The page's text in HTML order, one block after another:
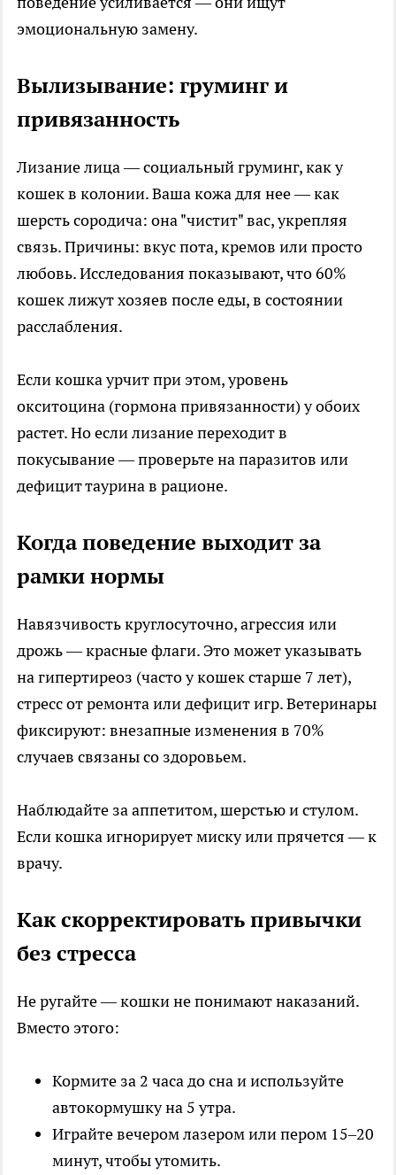
эмоциональную замену.
Вылизывание: груминг и
привязанность
Лизание лица — социальный груминг, как у
кошек в колонии. Ваша кожа для нее — как
шерсть сородича: она "чистит" вас, укрепляя
связь. Причины: вкус пота, кремов или просто
любовь. Исследования показывают, что 60%
кошек лижут хозяев после еды, в состоянии
расслабления.
Если кошка урчит при этом, уровень
окситоцина (гормона привязанности) у обоих
растет. Но если лизание переходит в
покусывание — проверьте на паразитов или
дефицит таурина в рационе.
Когда поведение выходит за
рамки нормы
Навязчивость круглосуточно, агрессия или
дрожь — красные флаги. Это может указывать
на гипертиреоз (часто у кошек старше 7 лет),
стресс от ремонта или дефицит игр. Ветеринары
фиксируют: внезапные изменения в 70%
случаев связаны со здоровьем.
Наблюдайте за аппетитом, шерстью и стулом.
Если кошка игнорирует миску или прячется — к
врачу.
Как скорректировать привычки
без стресса
Не ругайте — кошки не понимают наказаний.
Вместо этого:
Кормите за 2 часа до сна и используйте
автокормушку на 5 утра.
Играйте вечером лазером или пером 15–20
минут, чтобы утомить.